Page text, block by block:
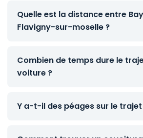
Quelle est la distance entre
Flavigny-sur-moselle ?
Combien de temps dure le
voiture ?
Y a-t-il des péages sur le trajet